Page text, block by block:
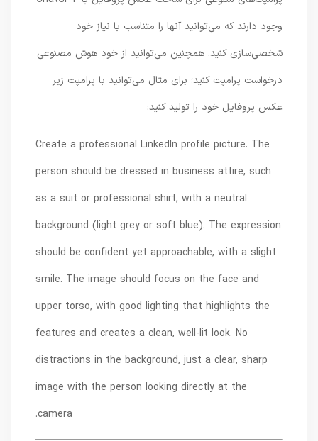
وجود دارند که می‌توانید آنها را متناسب با نیاز خود
شخصی‌سازی کنید. همچنین می‌توانید از خود هوش مصنوعی
درخواست پرامپت کنید؛ برای مثال می‌توانید با پرامپت زیر
عکس پروفایل خود را تولید کنید:
Create a professional LinkedIn profile picture. The
person should be dressed in business attire, such
as a suit or professional shirt, with a neutral
background (light grey or soft blue). The expression
should be confident yet approachable, with a slight
smile. The image should focus on the face and
upper torso, with good lighting that highlights the
features and creates a clean, well-lit look. No
distractions in the background, just a clear, sharp
image with the person looking directly at the
camera.